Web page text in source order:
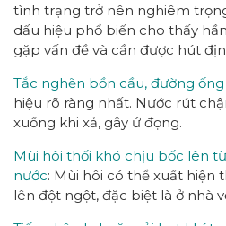
tình trạng trở nên nghiêm
dấu hiệu phổ biến cho thấy
gặp vấn đề và cần được hút
Tắc nghẽn bồn cầu, đường
hiệu rõ ràng nhất. Nước rút
xuống khi xả, gây ứ đọng.
Mùi hôi thối khó chịu bốc lên
nước: Mùi hôi có thể xuất hiện
lên đột ngột, đặc biệt là ở nhà